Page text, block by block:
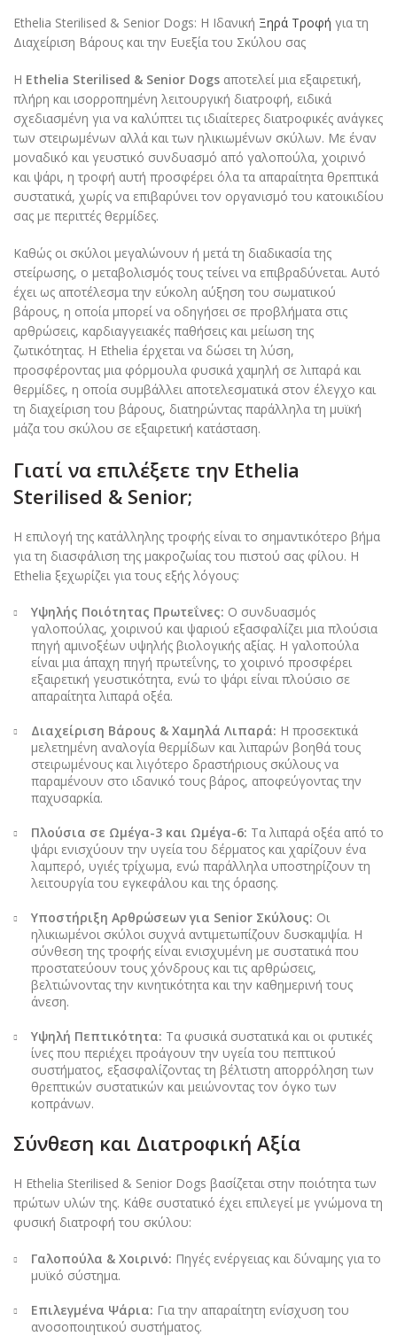
Ethelia Sterilised & Senior Dogs: Η Ιδανική Ξηρά Τροφή για τη
Διαχείριση Βάρους και την Ευεξία του Σκύλου σας
Η Ethelia Sterilised & Senior Dogs αποτελεί μια εξαιρετική,
πλήρη και ισορροπημένη λειτουργική διατροφή, ειδικά
σχεδιασμένη για να καλύπτει τις ιδιαίτερες διατροφικές ανάγκες
των στειρωμένων αλλά και των ηλικιωμένων σκύλων. Με έναν
μοναδικό και γευστικό συνδυασμό από γαλοπούλα, χοιρινό
και ψάρι, η τροφή αυτή προσφέρει όλα τα απαραίτητα θρεπτικά
συστατικά, χωρίς να επιβαρύνει τον οργανισμό του κατοικιδίου
σας με περιττές θερμίδες.
Καθώς οι σκύλοι μεγαλώνουν ή μετά τη διαδικασία της
στείρωσης, ο μεταβολισμός τους τείνει να επιβραδύνεται. Αυτό
έχει ως αποτέλεσμα την εύκολη αύξηση του σωματικού
βάρους, η οποία μπορεί να οδηγήσει σε προβλήματα στις
αρθρώσεις, καρδιαγγειακές παθήσεις και μείωση της
ζωτικότητας. Η Ethelia έρχεται να δώσει τη λύση,
προσφέροντας μια φόρμουλα φυσικά χαμηλή σε λιπαρά και
θερμίδες, η οποία συμβάλλει αποτελεσματικά στον έλεγχο και
τη διαχείριση του βάρους, διατηρώντας παράλληλα τη μυϊκή
μάζα του σκύλου σε εξαιρετική κατάσταση.
Γιατί να επιλέξετε την Ethelia
Sterilised & Senior;
Η επιλογή της κατάλληλης τροφής είναι το σημαντικότερο βήμα
για τη διασφάλιση της μακροζωίας του πιστού σας φίλου. Η
Ethelia ξεχωρίζει για τους εξής λόγους:
Υψηλής Ποιότητας Πρωτεΐνες: Ο συνδυασμός
γαλοπούλας, χοιρινού και ψαριού εξασφαλίζει μια πλούσια
πηγή αμινοξέων υψηλής βιολογικής αξίας. Η γαλοπούλα
είναι μια άπαχη πηγή πρωτεΐνης, το χοιρινό προσφέρει
εξαιρετική γευστικότητα, ενώ το ψάρι είναι πλούσιο σε
απαραίτητα λιπαρά οξέα.
Διαχείριση Βάρους & Χαμηλά Λιπαρά: Η προσεκτικά
μελετημένη αναλογία θερμίδων και λιπαρών βοηθά τους
στειρωμένους και λιγότερο δραστήριους σκύλους να
παραμένουν στο ιδανικό τους βάρος, αποφεύγοντας την
παχυσαρκία.
Πλούσια σε Ωμέγα-3 και Ωμέγα-6: Τα λιπαρά οξέα από το
ψάρι ενισχύουν την υγεία του δέρματος και χαρίζουν ένα
λαμπερό, υγιές τρίχωμα, ενώ παράλληλα υποστηρίζουν τη
λειτουργία του εγκεφάλου και της όρασης.
Υποστήριξη Αρθρώσεων για Senior Σκύλους: Οι
ηλικιωμένοι σκύλοι συχνά αντιμετωπίζουν δυσκαμψία. Η
σύνθεση της τροφής είναι ενισχυμένη με συστατικά που
προστατεύουν τους χόνδρους και τις αρθρώσεις,
βελτιώνοντας την κινητικότητα και την καθημερινή τους
άνεση.
Υψηλή Πεπτικότητα: Τα φυσικά συστατικά και οι φυτικές
ίνες που περιέχει προάγουν την υγεία του πεπτικού
συστήματος, εξασφαλίζοντας τη βέλτιστη απορρόληση των
θρεπτικών συστατικών και μειώνοντας τον όγκο των
κοπράνων.
Σύνθεση και Διατροφική Αξία
Η Ethelia Sterilised & Senior Dogs βασίζεται στην ποιότητα των
πρώτων υλών της. Κάθε συστατικό έχει επιλεγεί με γνώμονα τη
φυσική διατροφή του σκύλου:
Γαλοπούλα & Χοιρινό: Πηγές ενέργειας και δύναμης για το
μυϊκό σύστημα.
Επιλεγμένα Ψάρια: Για την απαραίτητη ενίσχυση του
ανοσοποιητικού συστήματος.